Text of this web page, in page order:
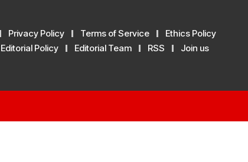
Privacy Policy Terms of Service
Ethics Policy
Editorial Policy Editorial Team RSS Join us